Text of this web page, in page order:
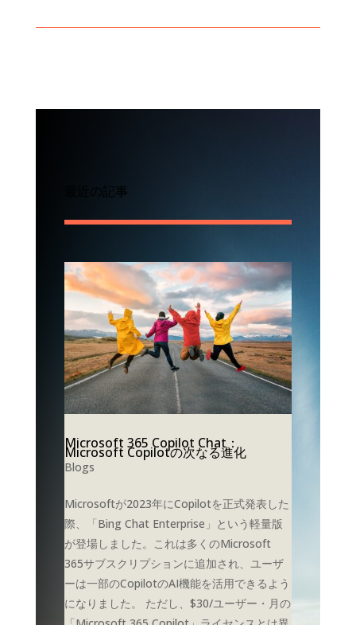
最近の記事
Microsoft 365 Copilot Chat：
Microsoft Copilotの次なる進化
Blogs
Microsoftが2023年にCopilotを正式発表した
際、「Bing Chat Enterprise」という軽量版
が登場しました。これは多くのMicrosoft
365サブスクリプションに追加され、ユーザ
ーは一部のCopilotのAI機能を活用できるよう
になりました。 ただし、$30/ユーザー・月の